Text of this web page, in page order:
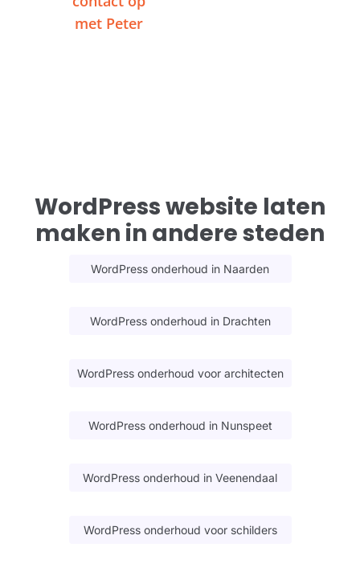
met Peter
WordPress website laten
maken in andere steden
WordPress onderhoud in Naarden
WordPress onderhoud in Drachten
WordPress onderhoud voor architecten
WordPress onderhoud in Nunspeet
WordPress onderhoud in Veenendaal
WordPress onderhoud voor schilders